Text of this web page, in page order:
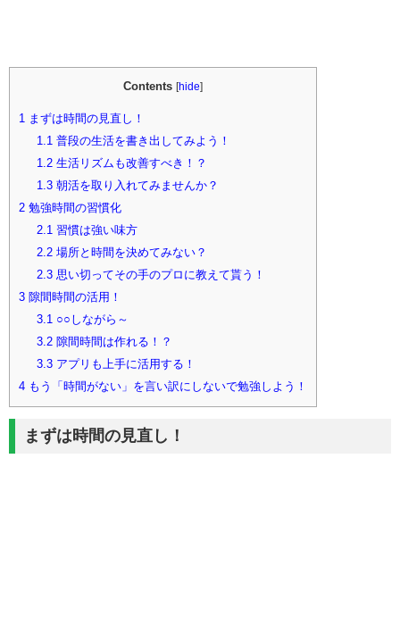
Contents [hide]
1 まずは時間の見直し！
1.1普段の生活を書き出してみよう！
1.2生活リズムも改善すべき！？
1.3朝活を取り入れてみませんか？
2 勉強時間の習慣化
2.1習慣は強い味方
2.2場所と時間を決めてみない？
2.3思い切ってその手のプロに教えて貰う！
3 隙間時間の活用！
3.1○○しながら～
3.2隙間時間は作れる！？
3.3アプリも上手に活用する！
4 もう「時間がない」を言い訳にしないで勉強しよう！
まずは時間の見直し！